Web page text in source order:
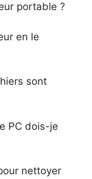
portable ?
en le
sont
PC dois-je
nettoyer